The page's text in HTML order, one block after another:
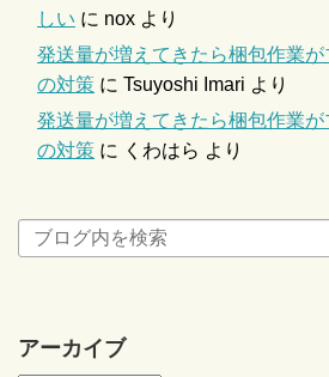
しい に nox より
発送量が増えてきたら梱包作業
の対策 に Tsuyoshi Imari より
発送量が増えてきたら梱包作業
の対策 に くわはら より
アーカイブ